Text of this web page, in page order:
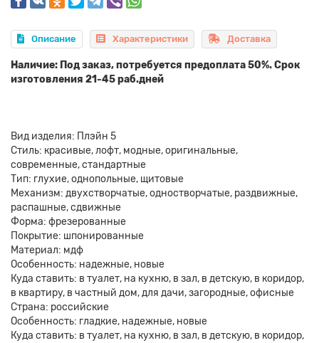
Описание Характеристики Доставка
Наличие: Под заказ, потребуется предоплата 50%. Срок
изготовления 21-45 раб.дней
Вид изделия: Плэйн 5
Стиль: красивые, лофт, модные, оригинальные,
современные, стандартные
Тип: глухие, однопольные, щитовые
Механизм: двухстворчатые, одностворчатые, раздвижные,
распашные, сдвижные
Форма: фрезерованные
Покрытие: шпонированные
Материал: мдф
Особенность: надежные, новые
Куда ставить: в туалет, на кухню, в зал, в детскую, в коридор,
в квартиру, в частный дом, для дачи, загородные, офисные
Страна: российские
Особенность: гладкие, надежные, новые
Куда ставить: в туалет, на кухню, в зал, в детскую, в коридор,